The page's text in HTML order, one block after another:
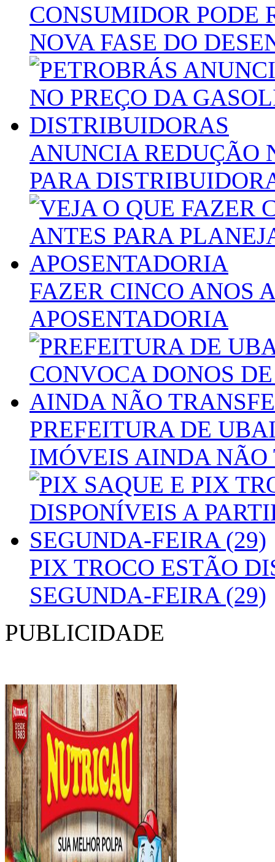
CONSUMIDOR PODE
NOVA FASE DO
ANUNCIA REDUÇÃO
PARA
FAZER CINCO ANOS
APOSENTADORIA
PREFEITURA DE
IMÓVEIS AINDA NÃO
PIX TROCO ESTÃO
SEGUNDA-FEIRA (29)
PUBLICIDADE